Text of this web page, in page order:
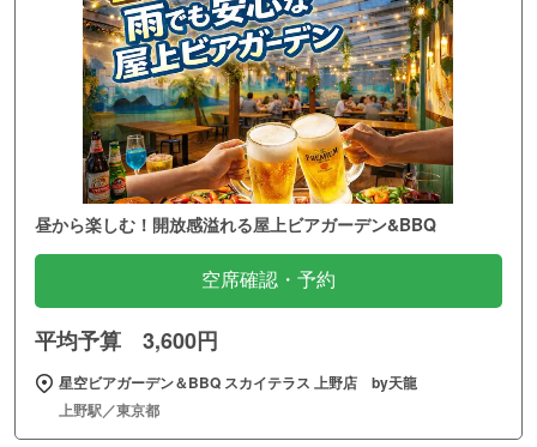
昼から楽しむ！開放感溢れる屋上ビアガーデン&BBQ
空席確認・予約
平均予算 3,600円
星空ビアガーデン＆BBQ スカイテラス 上野店 by天龍
上野駅／東京都